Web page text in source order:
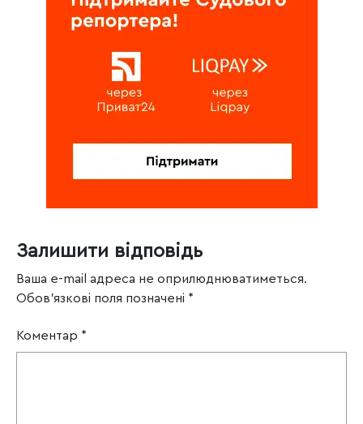
Залишити відповідь
Ваша e-mail адреса не оприлюднюватиметься.
Обов’язкові поля позначені *
Коментар *